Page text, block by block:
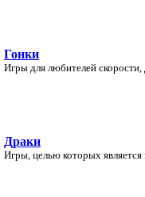
Гонки
Игры для любителей
Драки
Игры, целью которых